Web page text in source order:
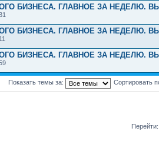
БИЗНЕСА. ГЛАВНОЕ ЗА НЕДЕЛЮ.
БИЗНЕСА. ГЛАВНОЕ ЗА НЕДЕЛЮ.
БИЗНЕСА. ГЛАВНОЕ ЗА НЕДЕЛЮ.
Показать темы за: Сортировать
Перейти: